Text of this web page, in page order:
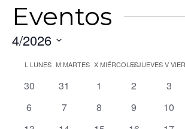
Eventos
4/2026
Calendario
de
Eventos
L LUNES MMARTES XMIÉRCOLES
JJUEVESV
0
30
0
31
0
1
0
2
0
3
0
6
0
7
0
8
0
9
0
10